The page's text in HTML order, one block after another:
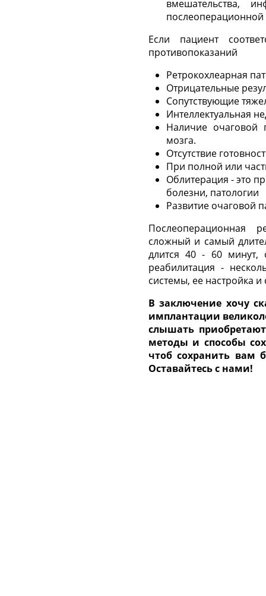
вмешательства,
Если пациент
противопоказаний
Ретрокохлеарная
Отрицательные
Сопутствующие
Интеллектуальная
Наличие очаговой
мозга.
Отсутствие
При полной или
Облитерация - это
болезни, патологии
Развитие очаговой
Послеоперационная
сложный и самый
длится 40 - 60 минут,
реабилитация -
системы, ее настройка и
В заключение хочу
имплантации
слышать
методы и способы
чтоб сохранить вам
Оставайтесь с нами!